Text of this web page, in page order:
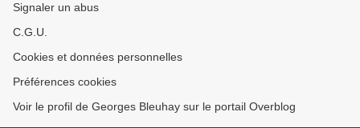
Signaler un abus
C.G.U.
Cookies et données personnelles
Préférences cookies
Voir le profil de Georges Bleuhay sur le portail Overblog